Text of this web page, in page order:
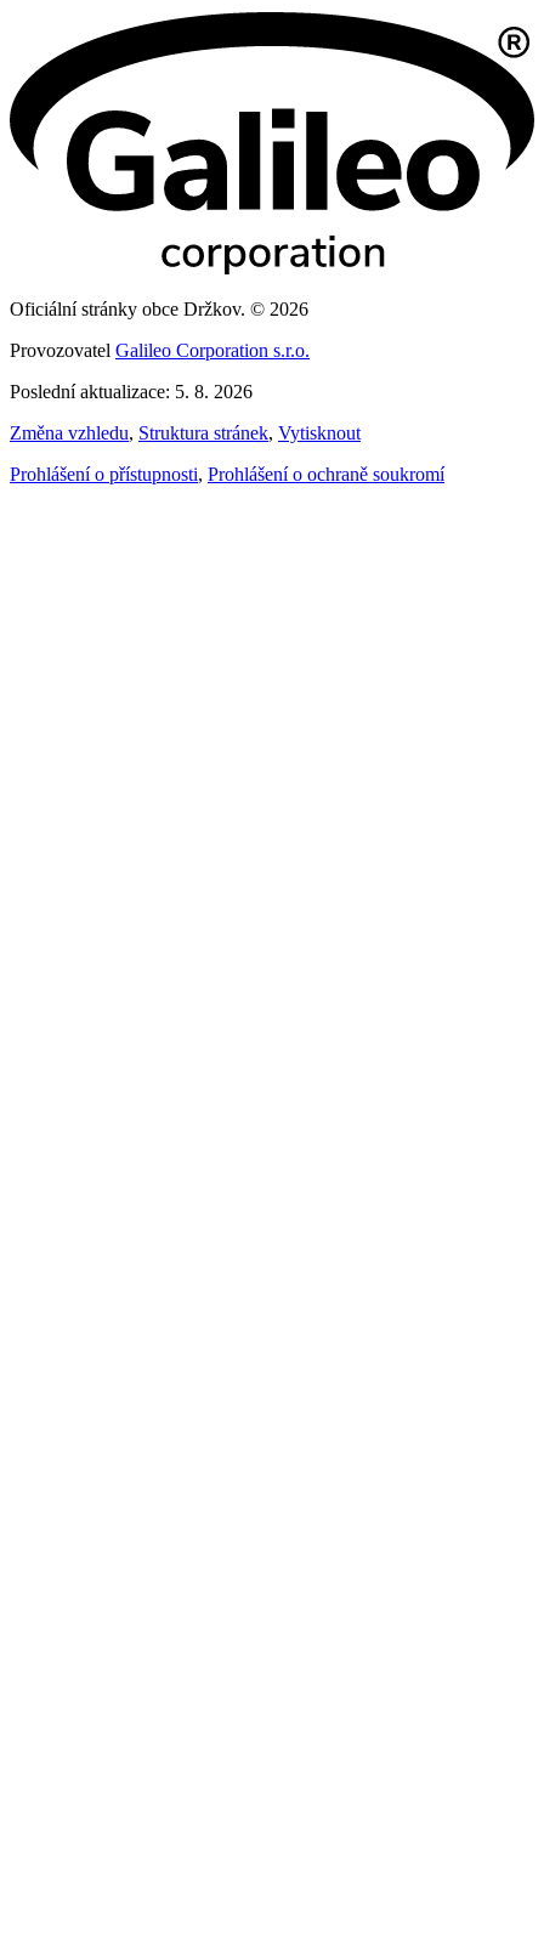
Oficiální stránky obce Držkov. © 2026
Provozovatel Galileo Corporation s.r.o.
Poslední aktualizace: 5. 8. 2026
Změna vzhledu, Struktura stránek, Vytisknout
Prohlášení o přístupnosti, Prohlášení o ochraně soukromí